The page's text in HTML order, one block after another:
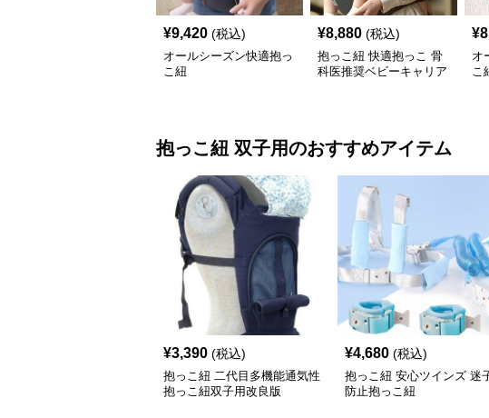
¥9,420 (税込)
オールシーズン快適抱っ
こ紐
¥8,880 (税込)
抱っこ紐 快適抱っこ 骨
科医推奨ベビーキャリア
¥
オ
こ
抱っこ紐 双子用のおすすめアイテム
¥3,390 (税込)
抱っこ紐 二代目多機能通気性
抱っこ紐双子用改良版
¥4,680 (税込)
抱っこ紐 安心ツインズ 迷
防止抱っこ紐